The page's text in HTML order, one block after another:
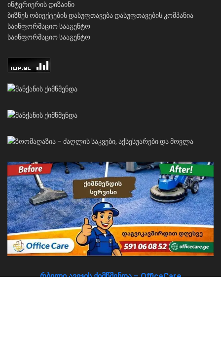
ინტერიერის დიზაინი
ბიზნეს ობიექტების დასუფთავებადასუფთავების კომპანია
საინფორმაციო სააგენტო
საინფორმაციო სააგენტო
რბილი ავეჯის ქიმწმენდა – OfficeCare